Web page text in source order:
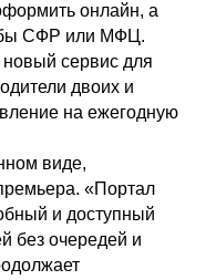
онлайн, а
СФР или МФЦ.
новый сервис для
двоих и
на ежегодную
виде,
«Портал
и доступный
без очередей и